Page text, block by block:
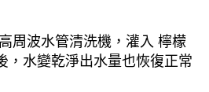
周波水管清洗機，灌入 檸檬
，水變乾淨出水量也恢復正常